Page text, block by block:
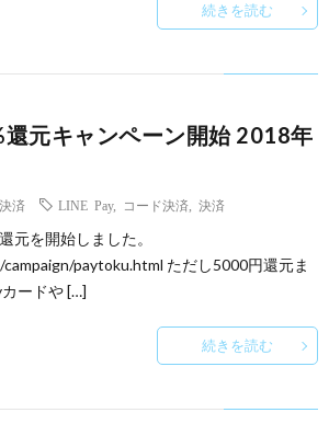
続きを読む
元キャンペーン開始 2018年
済 LINE Pay, コード決済 決済
元を開始しました。
paytoku.html ただし5000円還元ま
ードや […]
続きを読む